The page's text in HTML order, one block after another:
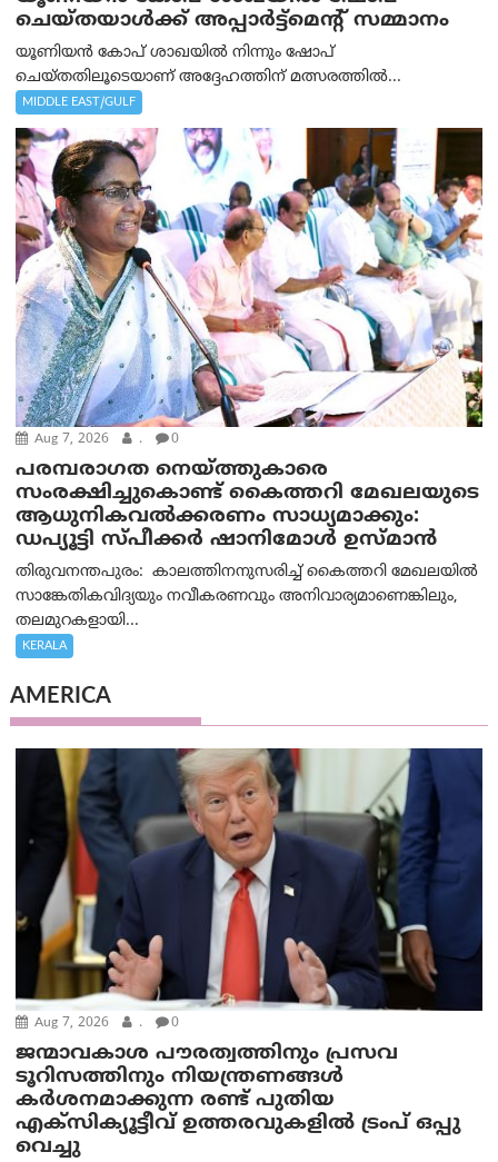
ചെയ്തയാൾക്ക് അപ്പാർട്ട്മെന്റ് സമ്മാനം
യൂണിയൻ കോപ് ശാഖയിൽ നിന്നും ഷോപ്
ചെയ്തതിലൂടെയാണ് അദ്ദേഹത്തിന് മത്സരത്തിൽ...
MIDDLE EAST/GULF
Aug 7, 2026 . 0
പരമ്പരാഗത നെയ്ത്തുകാരെ
സംരക്ഷിച്ചുകൊണ്ട് കൈത്തറി മേഖലയുടെ
ആധുനികവൽക്കരണം സാധ്യമാക്കും:
ഡപ്യൂട്ടി സ്പീക്കർ ഷാനിമോൾ ഉസ്മാൻ
തിരുവനന്തപുരം: കാലത്തിനനുസരിച്ച് കൈത്തറി മേഖലയിൽ
സാങ്കേതികവിദ്യയും നവീകരണവും അനിവാര്യമാണെങ്കിലും,
തലമുറകളായി...
KERALA
AMERICA
Aug 7, 2026 . 0
ജന്മാവകാശ പൗരത്വത്തിനും പ്രസവ
ടൂറിസത്തിനും നിയന്ത്രണങ്ങൾ
കർശനമാക്കുന്ന രണ്ട് പുതിയ
എക്സിക്യൂട്ടീവ് ഉത്തരവുകളിൽ ട്രംപ് ഒപ്പു
വെച്ചു